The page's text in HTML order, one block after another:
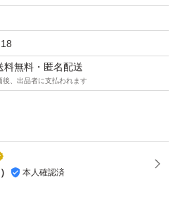
たはケース内に白い粉末状のも
ますが、水に触れると溶けだす
し付着している物の為、使用上
梱包です。
料無料・匿名配送
、出品者に支払われます
） 本人確認済